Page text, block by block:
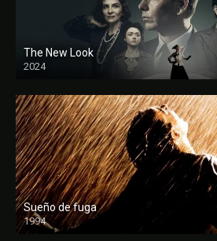
The New Look
2024
Sueño de fuga
1994
FULL HD